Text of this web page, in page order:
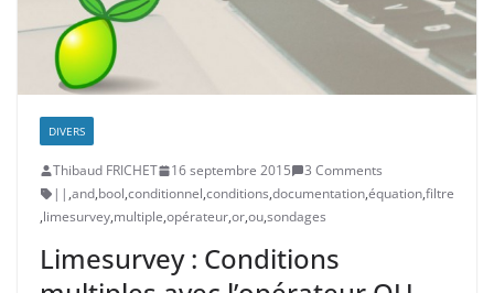
DIVERS
Thibaud FRICHET 16 septembre 2015
3 Comments
|| ,and,bool,conditionnel,conditions,documentation,équation,filtre
,limesurvey,multiple,opérateur,or,ou,sondages
Limesurvey : Conditions